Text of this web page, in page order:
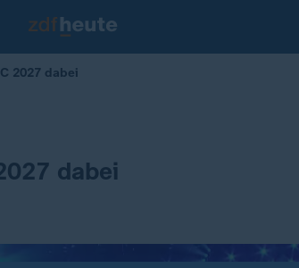
2027 dabei
dabei